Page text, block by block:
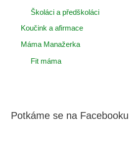
Školáci a předškoláci
Koučink a afirmace
Máma Manažerka
Fit máma
Potkáme se na Facebooku